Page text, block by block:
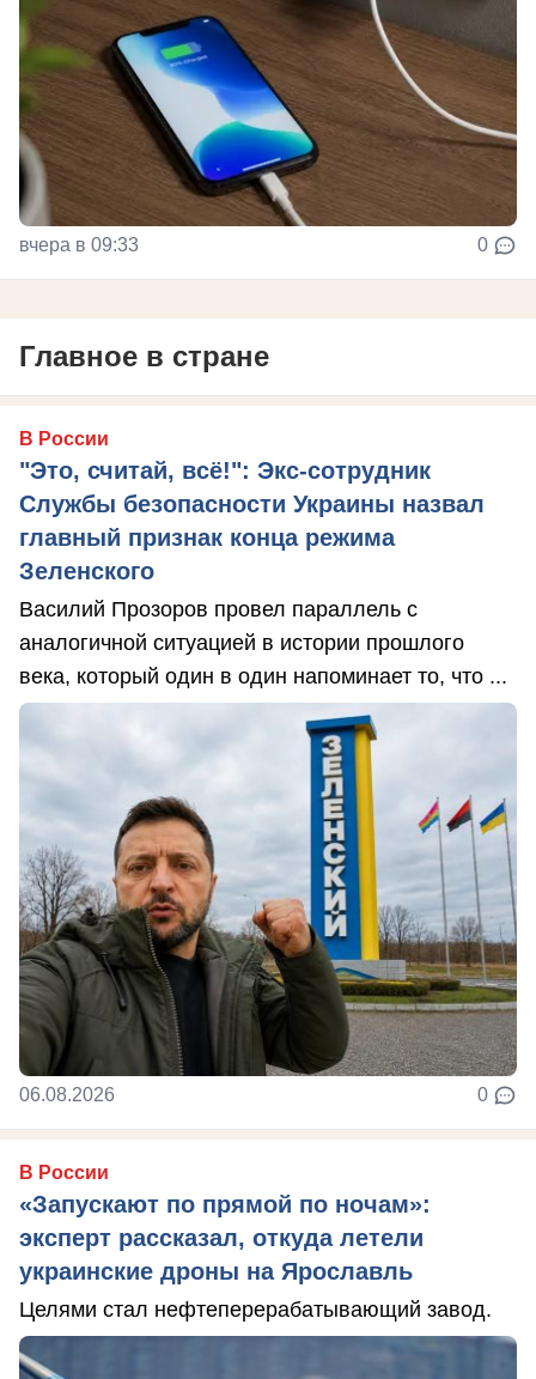
вчера в 09:33 0
Главное в стране
В России
"Это, считай, всё!": Экс-сотрудник
Службы безопасности Украины назвал
главный признак конца режима
Зеленского
Василий Прозоров провел параллель с
аналогичной ситуацией в истории прошлого
века, который один в один напоминает то, что ...
06.08.2026 0
В России
«Запускают по прямой по ночам»:
эксперт рассказал, откуда летели
украинские дроны на Ярославль
Целями стал нефтеперерабатывающий завод.